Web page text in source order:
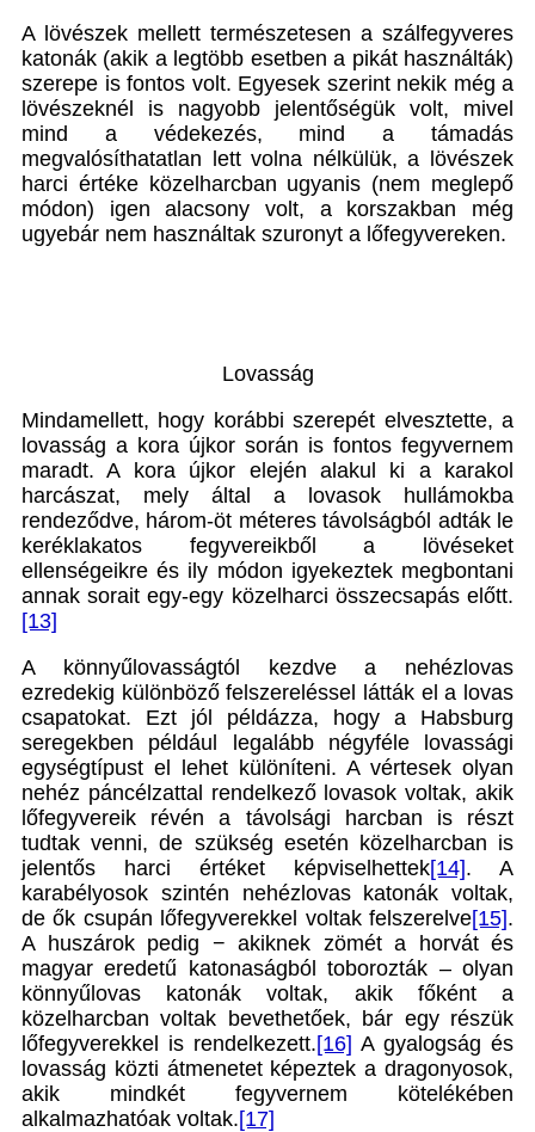
A lövészek mellett természetesen a szálfegyveres
katonák (akik a legtöbb esetben a pikát használták)
szerepe is fontos volt. Egyesek szerint nekik még a
lövészeknél is nagyobb jelentőségük volt, mivel
mind a védekezés, mind a támadás
megvalósíthatatlan lett volna nélkülük, a lövészek
harci értéke közelharcban ugyanis (nem meglepő
módon) igen alacsony volt, a korszakban még
ugyebár nem használtak szuronyt a lőfegyvereken.
Lovasság
Mindamellett, hogy korábbi szerepét elvesztette, a
lovasság a kora újkor során is fontos fegyvernem
maradt. A kora újkor elején alakul ki a karakol
harcászat, mely által a lovasok hullámokba
rendeződve, három-öt méteres távolságból adták le
keréklakatos fegyvereikből a lövéseket
ellenségeikre és ily módon igyekeztek megbontani
annak sorait egy-egy közelharci összecsapás előtt.
[13]
A könnyűlovasságtól kezdve a nehézlovas
ezredekig különböző felszereléssel látták el a lovas
csapatokat. Ezt jól példázza, hogy a Habsburg
seregekben például legalább négyféle lovassági
egységtípust el lehet különíteni. A vértesek olyan
nehéz páncélzattal rendelkező lovasok voltak, akik
lőfegyvereik révén a távolsági harcban is részt
tudtak venni, de szükség esetén közelharcban is
jelentős harci értéket képviselhettek[14]. A
karabélyosok szintén nehézlovas katonák voltak,
de ők csupán lőfegyverekkel voltak felszerelve[15].
A huszárok pedig − akiknek zömét a horvát és
magyar eredetű katonaságból toborozták – olyan
könnyűlovas katonák voltak, akik főként a
közelharcban voltak bevethetőek, bár egy részük
lőfegyverekkel is rendelkezett.[16] A gyalogság és
lovasság közti átmenetet képeztek a dragonyosok,
akik mindkét fegyvernem kötelékében
alkalmazhatóak voltak.[17]